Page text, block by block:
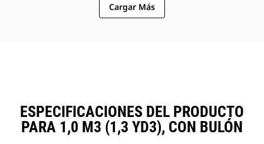
Cargar Más
ESPECIFICACIONES DEL PRODUCTO
PARA 1,0 M3 (1,3 YD3), CON BULÓN